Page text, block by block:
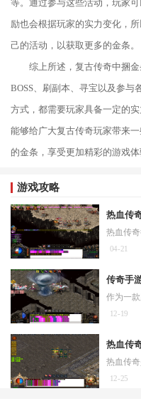
等。通过参与这些活动，玩家
励也会根据玩家的实力变化，
己的活动，以获取更多的金条。
综上所述，复古传奇中捆
BOSS、刷副本、寻宝以及参与
方式，都需要玩家具备一定的
能够给广大复古传奇玩家带来
的金条，享受更加精彩的游戏体
游戏攻略
热血传
04-21
传奇手
12-19
热血传
12-25